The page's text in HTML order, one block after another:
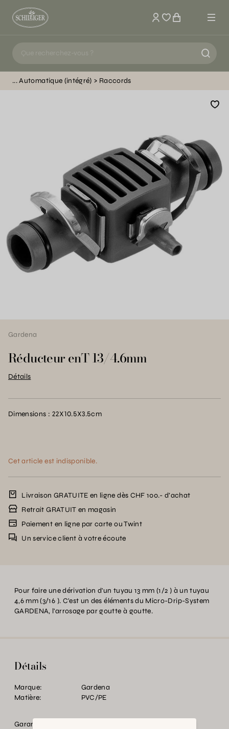
Mon compte
Automatique (intégré) Raccords
Gardena
Réducteur enT 13/4.6mm
Détails
Dimensions : 22X10.5X3.5cm
Cet article est indisponible.
Livraison GRATUITE en ligne dès CHF 100.- d’achat
Retrait GRATUIT en magasin
Paiement en ligne par carte ou Twint
Un service client à votre écoute
Pour faire une dérivation d'un tuyau 13 mm (1/2 ) à un tuyau
4,6 mm (3/16 ). C'est un des éléments du Micro-Drip-System
GARDENA, l'arrosage par goutte à goutte.
Détails
Marque:
Gardena
Matière:
PVC/PE
Garantie: